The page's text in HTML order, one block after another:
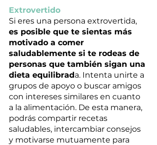
Extrovertido
Si eres una persona extrovertida,
es posible que te sientas más
motivado a comer
saludablemente si te rodeas de
personas que también sigan una
dieta equilibrada. Intenta unirte a
grupos de apoyo o buscar amigos
con intereses similares en cuanto
a la alimentación. De esta manera,
podrás compartir recetas
saludables, intercambiar consejos
y motivarse mutuamente para